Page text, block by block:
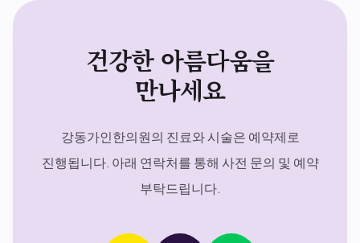
건강한 아름다움을
만나세요
강동가인한의원의 진료와 시술은 예약제로
진행됩니다. 아래 연락처를 통해 사전 문의 및 예약
부탁드립니다.